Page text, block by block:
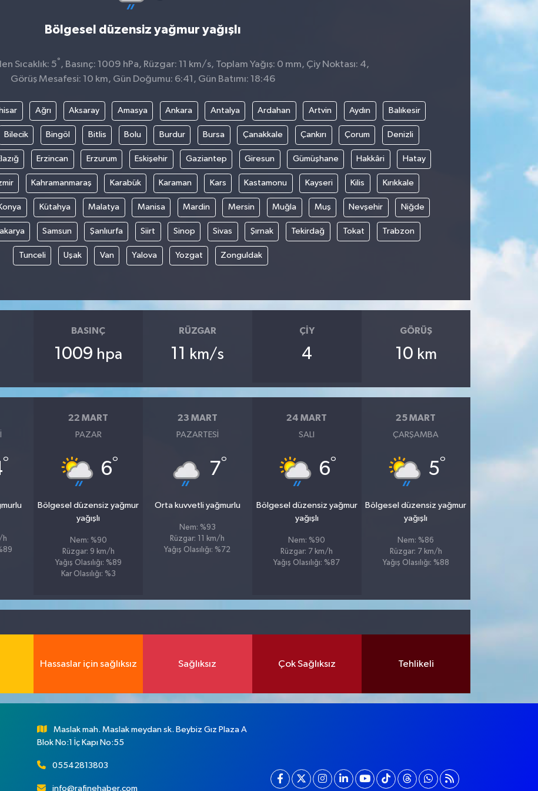
Bölgesel düzensiz yağmur yağışlı
Sıcaklık: 5° , Basınç: 1009 hPa, Rüzgar: 11 km/s, Toplam Yağış: 0 mm, Çiy Noktası: 4,
Görüş Mesafesi: 10 km, Gün Doğumu: 6:41, Gün Batımı: 18:46
Ağrı Aksaray Amasya Ankara Antalya Ardahan Artvin Aydın Balıkesir
Bilecik Bingöl Bitlis Bolu Burdur Bursa Çanakkale Çankırı Çorum Denizli
Erzincan Erzurum Eskişehir Gaziantep Giresun Gümüşhane Hakkâri Hatay
Kahramanmaraş Karabük Karaman Kars Kastamonu Kayseri Kilis Kırıkkale
Kütahya Malatya Manisa Mardin Mersin Muğla Muş Nevşehir Niğde
Samsun Şanlıurfa Siirt Sinop Sivas Şırnak Tekirdağ Tokat Trabzon
Tunceli Uşak Van Yalova Yozgat Zonguldak
BASINÇ
1009 hpa
RÜZGAR
11 km/s
ÇIY
4
GÖRÜŞ
10 km
°
h
22 MART
PAZAR
6°
Bölgesel düzensiz yağmur
yağışlı
Nem: %90
Rüzgar: 9 km/h
Yağış Olasılığı: %89
Kar Olasılığı: %3
23 MART
PAZARTESI
7°
Orta kuvvetli yağmurlu
Nem: %93
Rüzgar: 11 km/h
Yağış Olasılığı: %72
24 MART
SALI
6°
Bölgesel düzensiz yağmur
yağışlı
Nem: %90
Rüzgar: 7 km/h
Yağış Olasılığı: %87
25 MART
ÇARŞAMBA
5°
Bölgesel düzensiz yağmur
yağışlı
Nem: %86
Rüzgar: 7 km/h
Yağış Olasılığı: %88
Hassaslar için sağlıksız Sağlıksız Çok Sağlıksız Tehlikeli
Maslak mah. Maslak meydan sk. Beybiz Gız Plaza A
Blok No:1 İç Kapı No:55
05542813803
info@rafinehaber.com